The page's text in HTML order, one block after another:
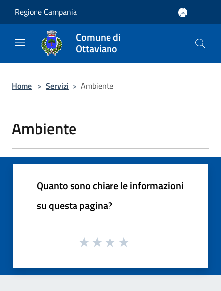
Regione Campania
Comune di
Ottaviano
Home > Servizi > Ambiente
Ambiente
Quanto sono chiare le informazioni
su questa pagina?